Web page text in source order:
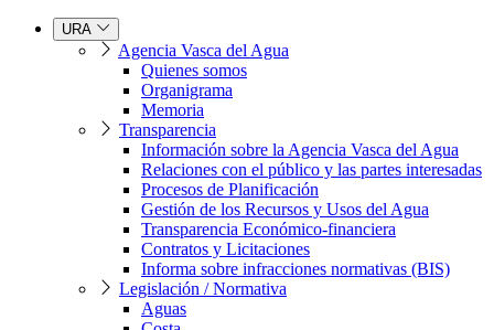
URA
Agencia Vasca del Agua
Quienes somos
Organigrama
Memoria
Transparencia
Información sobre la Agencia Vasca del Agua
Relaciones con el público y las partes interesadas
Procesos de Planificación
Gestión de los Recursos y Usos del Agua
Transparencia Económico-financiera
Contratos y Licitaciones
Informa sobre infracciones normativas (BIS)
Legislación / Normativa
Aguas